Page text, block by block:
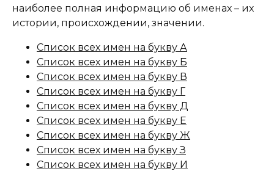
наиболее полная информацию об именах – их
истории, происхождении, значении.
Список всех имен на букву А
Список всех имен на букву Б
Список всех имен на букву В
Список всех имен на букву Г
Список всех имен на букву Д
Список всех имен на букву Е
Список всех имен на букву Ж
Список всех имен на букву З
Список всех имен на букву И